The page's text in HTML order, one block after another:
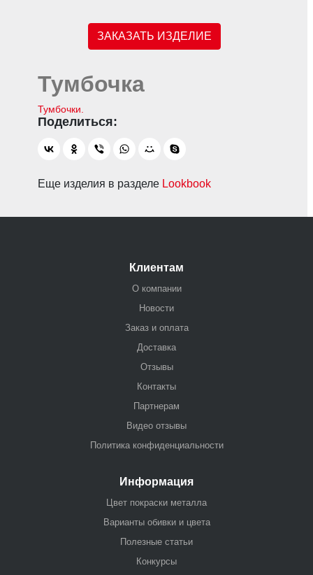
ЗАКАЗАТЬ ИЗДЕЛИЕ
Тумбочка
Тумбочки.
Еще изделия в разделе Lookbook
Клиентам
О компании
Новости
Заказ и оплата
Доставка
Отзывы
Контакты
Партнерам
Видео отзывы
Политика конфиденциальности
Информация
Цвет покраски металла
Варианты обивки и цвета
Полезные статьи
Конкурсы